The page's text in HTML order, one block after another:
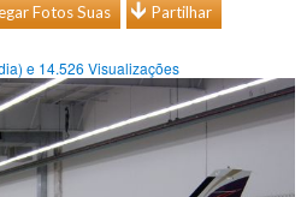
Fotos Suas Partilhar
e 14.526 Visualizações